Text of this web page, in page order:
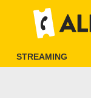
STREAMING